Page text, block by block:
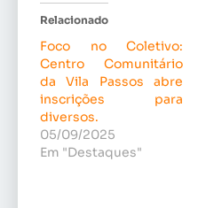
Relacionado
Foco no Coletivo:
Centro Comunitário
da Vila Passos abre
inscrições para
diversos.
05/09/2025
Em "Destaques"